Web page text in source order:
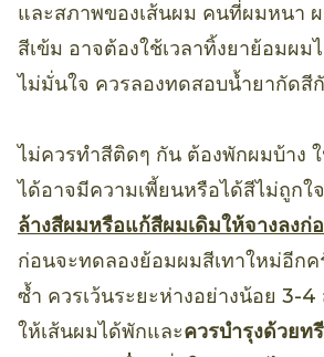
และสภาพของเส้นผม คนที่ผมหนา
สีเข้ม อาจต้องใช้เวลาทิ้งยาย้อมผม
ไม่มั่นใจ ควรลองทดสอบน้ำยากัดสี
ไม่ควรทำสีติดๆ กัน ต้องพักผมบ้าง
ได้อาจมีความเพี้ยนหรือได้สีไม่ถูกใจ
ล้างสีผมหรือแก้สีผมเดิมให้จางลงก่
ก่อนจะทดลองย้อมผมสีเทาใหม่อีก
ซ้ำ ควรเว้นระยะห่างอย่างน้อย 3-
ให้เส้นผมได้พักและควรบำรุงด้วยท